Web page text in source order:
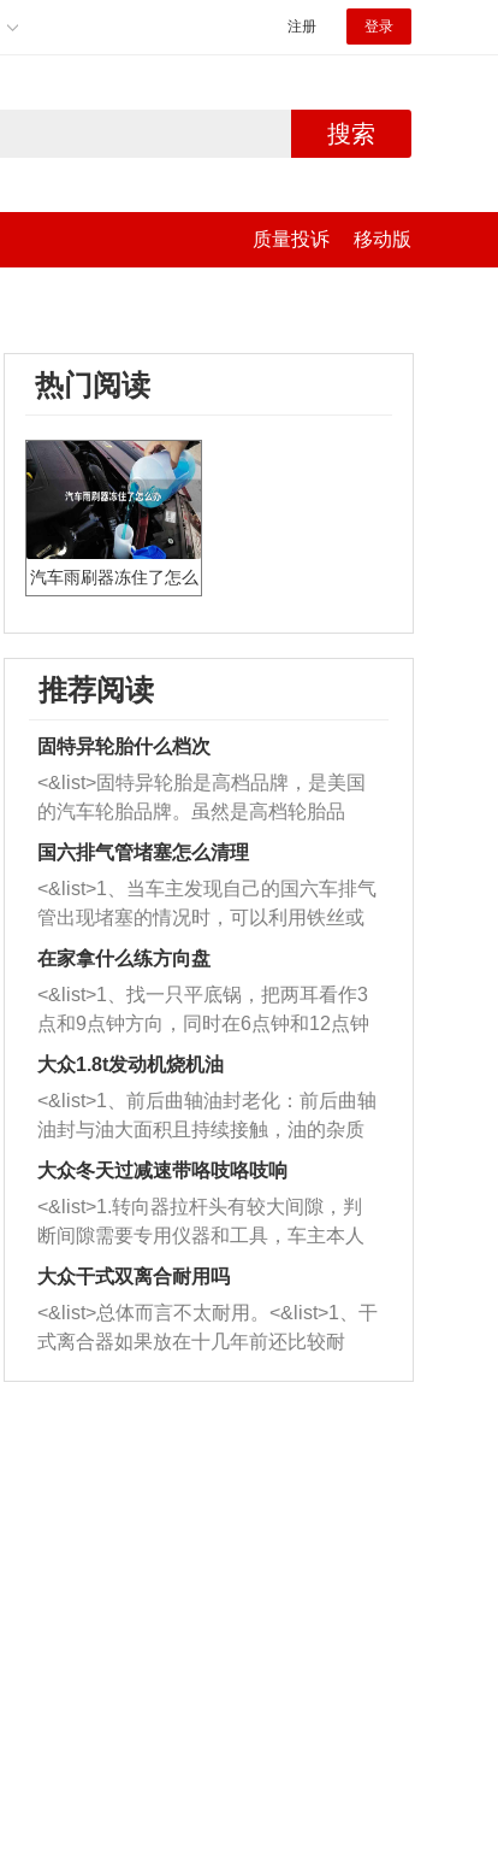
注册 登录
搜索
质量投诉 移动版
热门阅读
汽车雨刷器冻住了怎么
推荐阅读
固特异轮胎什么档次
<&list>固特异轮胎是高档品牌，是美国
的汽车轮胎品牌。虽然是高档轮胎品
牌，但是中高低端的轮胎都有生产，这
也是为了更好的开拓市场。
国六排气管堵塞怎么清理
<&list>1、当车主发现自己的国六车排气
管出现堵塞的情况时，可以利用铁丝或
者是细棍，直接将杂物给取出来，如果
堵塞情况比较严重，也可以采取应急措
施。 <&list>2、直接利用木棍将所有的
杂物推到排气管里面的位置处，然后将
三元催化器拆解开，就可以将堵塞的东
西取出来。但如果是因为积碳过多引起
的堵塞，就需要将三元催化器泡在草酸
洗剂对堵塞的情况得到解决，将清洗剂
放在燃油箱中，与燃油混合后，车辆启
动时，就可以和汽油一起进入到燃烧
室，最后形成废气排出，就可以让三元
催化器得到清洗，排气管堵塞的情况就
能够得到解决。
在家拿什么练方向盘
<&list>1、找一只平底锅，把两耳看作3
点和9点钟方向，同时在6点钟和12点钟
方向做一个标记。 <&list>2、双手握住
一圈半的练习，往右同样也要打相同的
圈数。 <&list>3、最后强调要反复练
习，这样就可以形成肌肉记忆，在真实
驾驶车辆时，不需要记忆也能打好方
向。
大众1.8t发动机烧机油
<&list>1、前后曲轴油封老化：前后曲轴
油封与油大面积且持续接触，油的杂质
和发动机内持续温度变化使其密封效果
逐渐减弱，导致渗油或漏油。<&list>2、
活塞间隙过大：积碳会使活塞环与缸体
的间隙扩大，导致机油流入燃烧室中，
造成烧机油。<&list>3、机油粘度。使用
机油粘度过小的话，同样会有烧机油现
象，机油粘度过小具有很好的流动性，
大众冬天过减速带咯吱咯吱响
<&list>1.转向器拉杆头有较大间隙，判
断间隙需要专用仪器和工具，车主本人
无法制作，需要将车辆送到修理厂或4s
店；<&list>2.车辆半轴套管防尘罩破
裂，破裂后会出现漏油现象，使半轴磨
损严重，磨损的半轴容易损坏，产生异
响；<&list>3.稳定器的转向胶套和球头
大众干式双离合耐用吗
<&list>总体而言不太耐用。<&list>1、干
式离合器如果放在十几年前还比较耐